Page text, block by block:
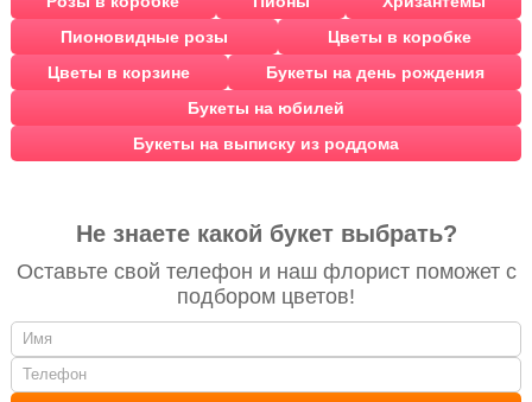
Пионовидные розы
Цветы в коробке
Цветы в корзине
Букеты на день рождения
Букеты на юбилей
Букеты на выписку из роддома
Не знаете какой букет выбрать?
Оставьте свой телефон и наш флорист поможет с
подбором цветов!